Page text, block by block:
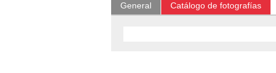
General Catálogo de fotografías